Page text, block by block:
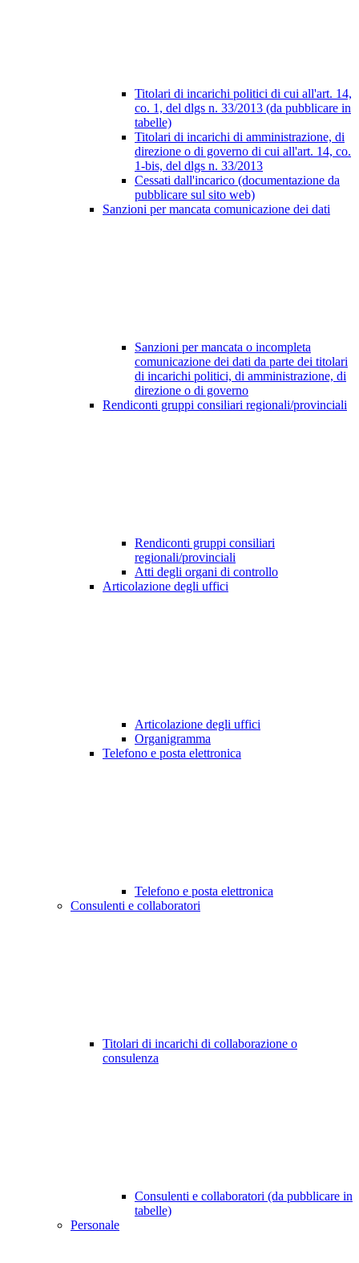
Titolari di incarichi politici di cui all'art. 14,
co. 1, del dlgs n. 33/2013 (da pubblicare in
tabelle)
Titolari di incarichi di amministrazione, di
direzione o di governo di cui all'art. 14, co.
1-bis, del dlgs n. 33/2013
Cessati dall'incarico (documentazione da
pubblicare sul sito web)
Sanzioni per mancata comunicazione dei dati
Sanzioni per mancata o incompleta
comunicazione dei dati da parte dei titolari
di incarichi politici, di amministrazione, di
direzione o di governo
Rendiconti gruppi consiliari regionali/provinciali
Rendiconti gruppi consiliari
regionali/provinciali
Atti degli organi di controllo
Articolazione degli uffici
Articolazione degli uffici
Organigramma
Telefono e posta elettronica
Telefono e posta elettronica
Consulenti e collaboratori
Titolari di incarichi di collaborazione o
consulenza
Consulenti e collaboratori (da pubblicare in
tabelle)
Personale